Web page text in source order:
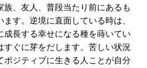
、友人、普段当たり前にあるも
す。逆境に直面している時は、
成長する幸せになる種を蒔いてい
ぐに芽をだします。苦しい状況
ポジティブに生きる人ことが自分